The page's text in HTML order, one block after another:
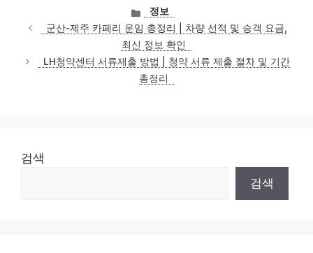
카
테
고
리
정보
군산-제주 카페리 운임 총정리 | 차량 선적 및 승객 요금,
최신 정보 확인
LH청약센터 서류제출 방법 | 청약 서류 제출 절차 및 기간
총정리
검색
검색